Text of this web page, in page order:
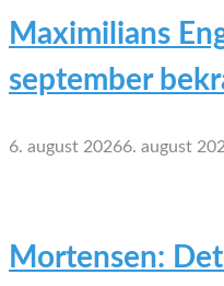
Maximilians
september
6. august 20266. august
Mortensen: